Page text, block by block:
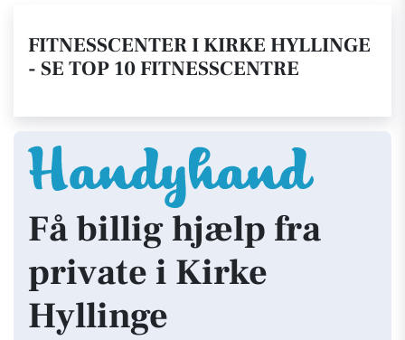
FITNESSCENTER I KIRKE HYLLINGE
- SE TOP 10 FITNESSCENTRE
Få billig hjælp fra
private i Kirke
Hyllinge